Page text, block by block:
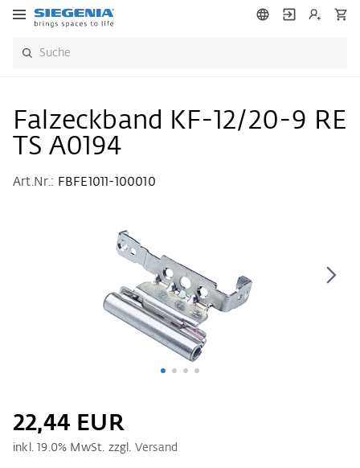
Falzeckband KF-12/20-9 RE
TS A0194
Art.Nr.: FBFE1011-100010
22,44 EUR
inkl.19.0% MwSt. zzgl. Versand